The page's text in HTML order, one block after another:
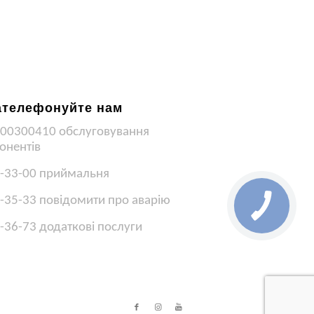
нам
обслуговування
33-00 приймальня
35-33 повідомити про аварію
36-73 додаткові послуги